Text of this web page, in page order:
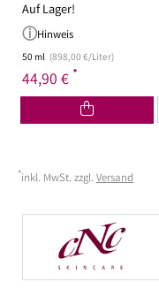
Auf Lager!
Hinweis
50 ml (898,00 €/Liter)
44,90 € *
*inkl. MwSt. zzgl. Versand